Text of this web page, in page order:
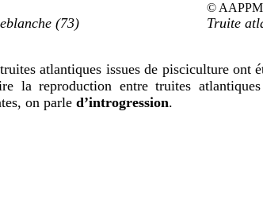
(73)
©
Truite
atlantiques issues de pisciculture ont
la reproduction entre truites
on parle d’introgression.